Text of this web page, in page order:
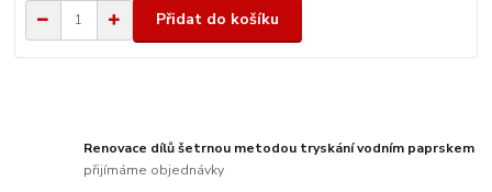
Přidat do košíku
Renovace dílů šetrnou metodou tryskání vodním paprskem
přijímáme objednávky